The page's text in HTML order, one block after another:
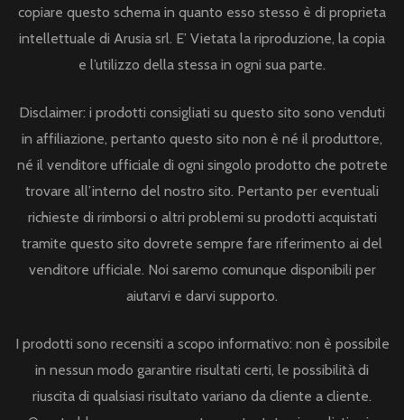
copiare questo schema in quanto esso stesso è di proprieta
intellettuale di Arusia srl. E’ Vietata la riproduzione, la copia
e l’utilizzo della stessa in ogni sua parte.
Disclaimer: i prodotti consigliati su questo sito sono venduti
in affiliazione, pertanto questo sito non è né il produttore,
né il venditore ufficiale di ogni singolo prodotto che potrete
trovare all’interno del nostro sito. Pertanto per eventuali
richieste di rimborsi o altri problemi su prodotti acquistati
tramite questo sito dovrete sempre fare riferimento ai del
venditore ufficiale. Noi saremo comunque disponibili per
aiutarvi e darvi supporto.
I prodotti sono recensiti a scopo informativo: non è possibile
in nessun modo garantire risultati certi, le possibilità di
riuscita di qualsiasi risultato variano da cliente a cliente.